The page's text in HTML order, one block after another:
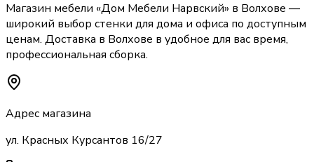
Магазин мебели «Дом Мебели Нарвский» в Волхове —
широкий выбор стенки для дома и офиса по доступным
ценам. Доставка в Волхове в удобное для вас время,
профессиональная сборка.
Адрес магазина
ул. Красных Курсантов 16/27